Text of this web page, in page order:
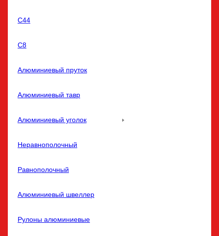
С44
С8
Алюминиевый пруток
Алюминиевый тавр
Алюминиевый уголок
Неравнополочный
Равнополочный
Алюминиевый швеллер
Рулоны алюминиевые